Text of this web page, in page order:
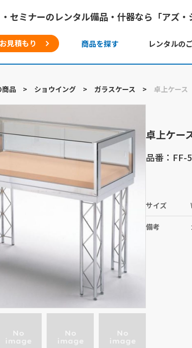
セミナーのレンタル備品・什器なら「アズ・
見積もり 商品を探す レンタルの
商品 > ショウイング > ガラスケース > 卓上ケース
卓上ケー
品番：FF-
サイズ
備考